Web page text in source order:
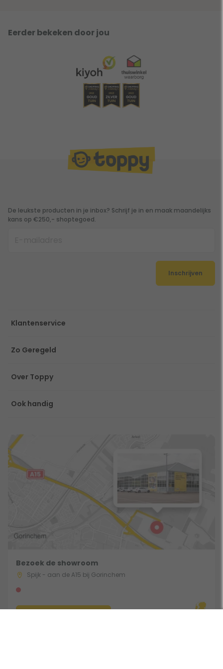
Eerder bekeken door jou
De leukste producten in je inbox? Schrijf je in en maak maandelijks
kans op €250,- shoptegoed.
Inschrijven
Klantenservice
Zo Geregeld
Over Toppy
Ook handig
Bezoek de showroom
Spijk - aan de A15 bij Gorinchem